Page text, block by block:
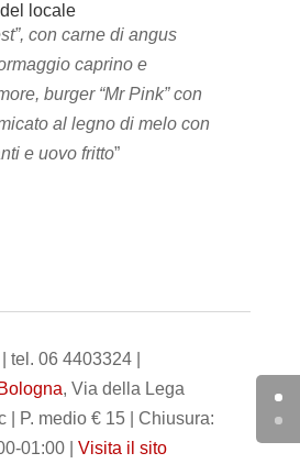
locale
con carne di angus
caprino e
burger “Mr Pink” con
al legno di melo con
e uovo fritto”
tel. 06 4403324 |
, Via della Lega
| P. medio € 15 | Chiusura:
01:00 | Visita il sito